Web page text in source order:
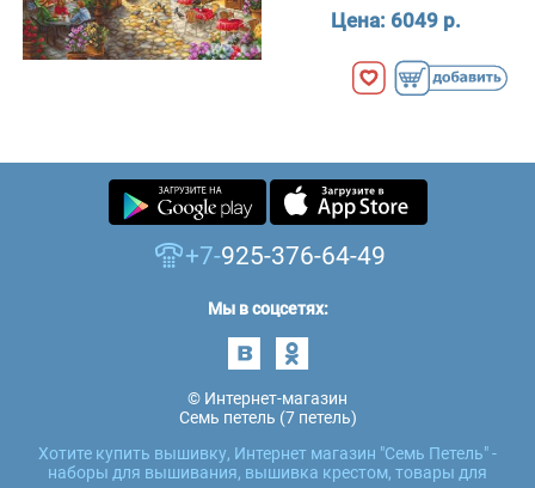
Цена: 6049 р.
+7-925-376-64-49
Мы в соцсетях:
© Интернет-магазин
Семь петель (7 петель)
Хотите купить вышивку, Интернет магазин "Семь Петель" -
наборы для вышивания, вышивка крестом, товары для